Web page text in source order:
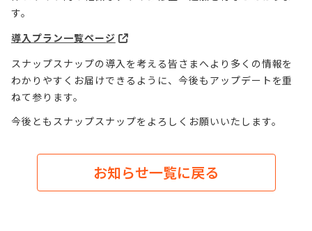
す。
導入プラン一覧ページ
スナップスナップの導入を考える皆さまへより多くの情報を
わかりやすくお届けできるように、今後もアップデートを重
ねて参ります。
今後ともスナップスナップをよろしくお願いいたします。
お知らせ一覧に戻る